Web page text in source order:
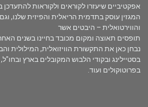
אפקטיביים שיעזרו לקוראים ולקוראות
המגזין עוסק בתדמית הריאלית והפיזית שלנו,
והווירטואלית – היבטים אשר
תופסים תאוצה ומקום מכובד בחיינו בשנים
נבחן כאן את התקשורת הוויזואלית, המילולית
בסטיילינג ובקודי הלבוש המקובלים בארץ
בפרוטוקולים ועוד.